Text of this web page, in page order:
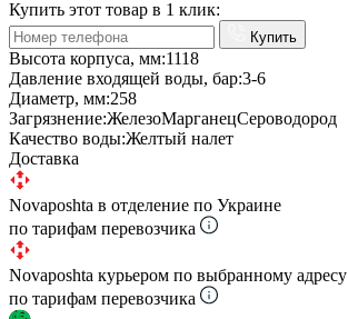
Купить этот товар в 1 клик:
Купить
Высота корпуса, мм:1118
Давление входящей воды, бар:3-6
Диаметр, мм:258
Загрязнение:ЖелезоМарганецСероводород
Качество воды:Желтый налет
Доставка
Novaposhta в отделение по Украине
по тарифам перевозчика
Novaposhta курьером по выбранному адресу
по тарифам перевозчика